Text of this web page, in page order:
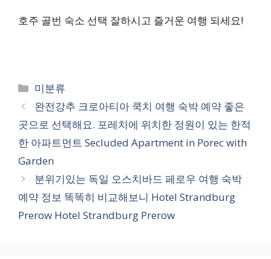
호주 골번 숙소 선택 잘하시고 즐거운 여행 되세요!
카
테
고
리
미분류
완전강추 크로아티아 쿡치 여행 숙박 예약 좋은
곳으로 선택해요. 포레치에 위치한 정원이 있는 한적
한 아파트먼트 Secluded Apartment in Porec with
Garden
분위기있는 독일 오스치바드 페로우 여행 숙박
예약 정보 똑똑히 비교해보니 Hotel Strandburg
Prerow Hotel Strandburg Prerow